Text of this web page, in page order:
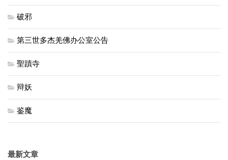
破邪
第三世多杰羌佛办公室公告
聖蹟寺
辩妖
鉴魔
最新文章